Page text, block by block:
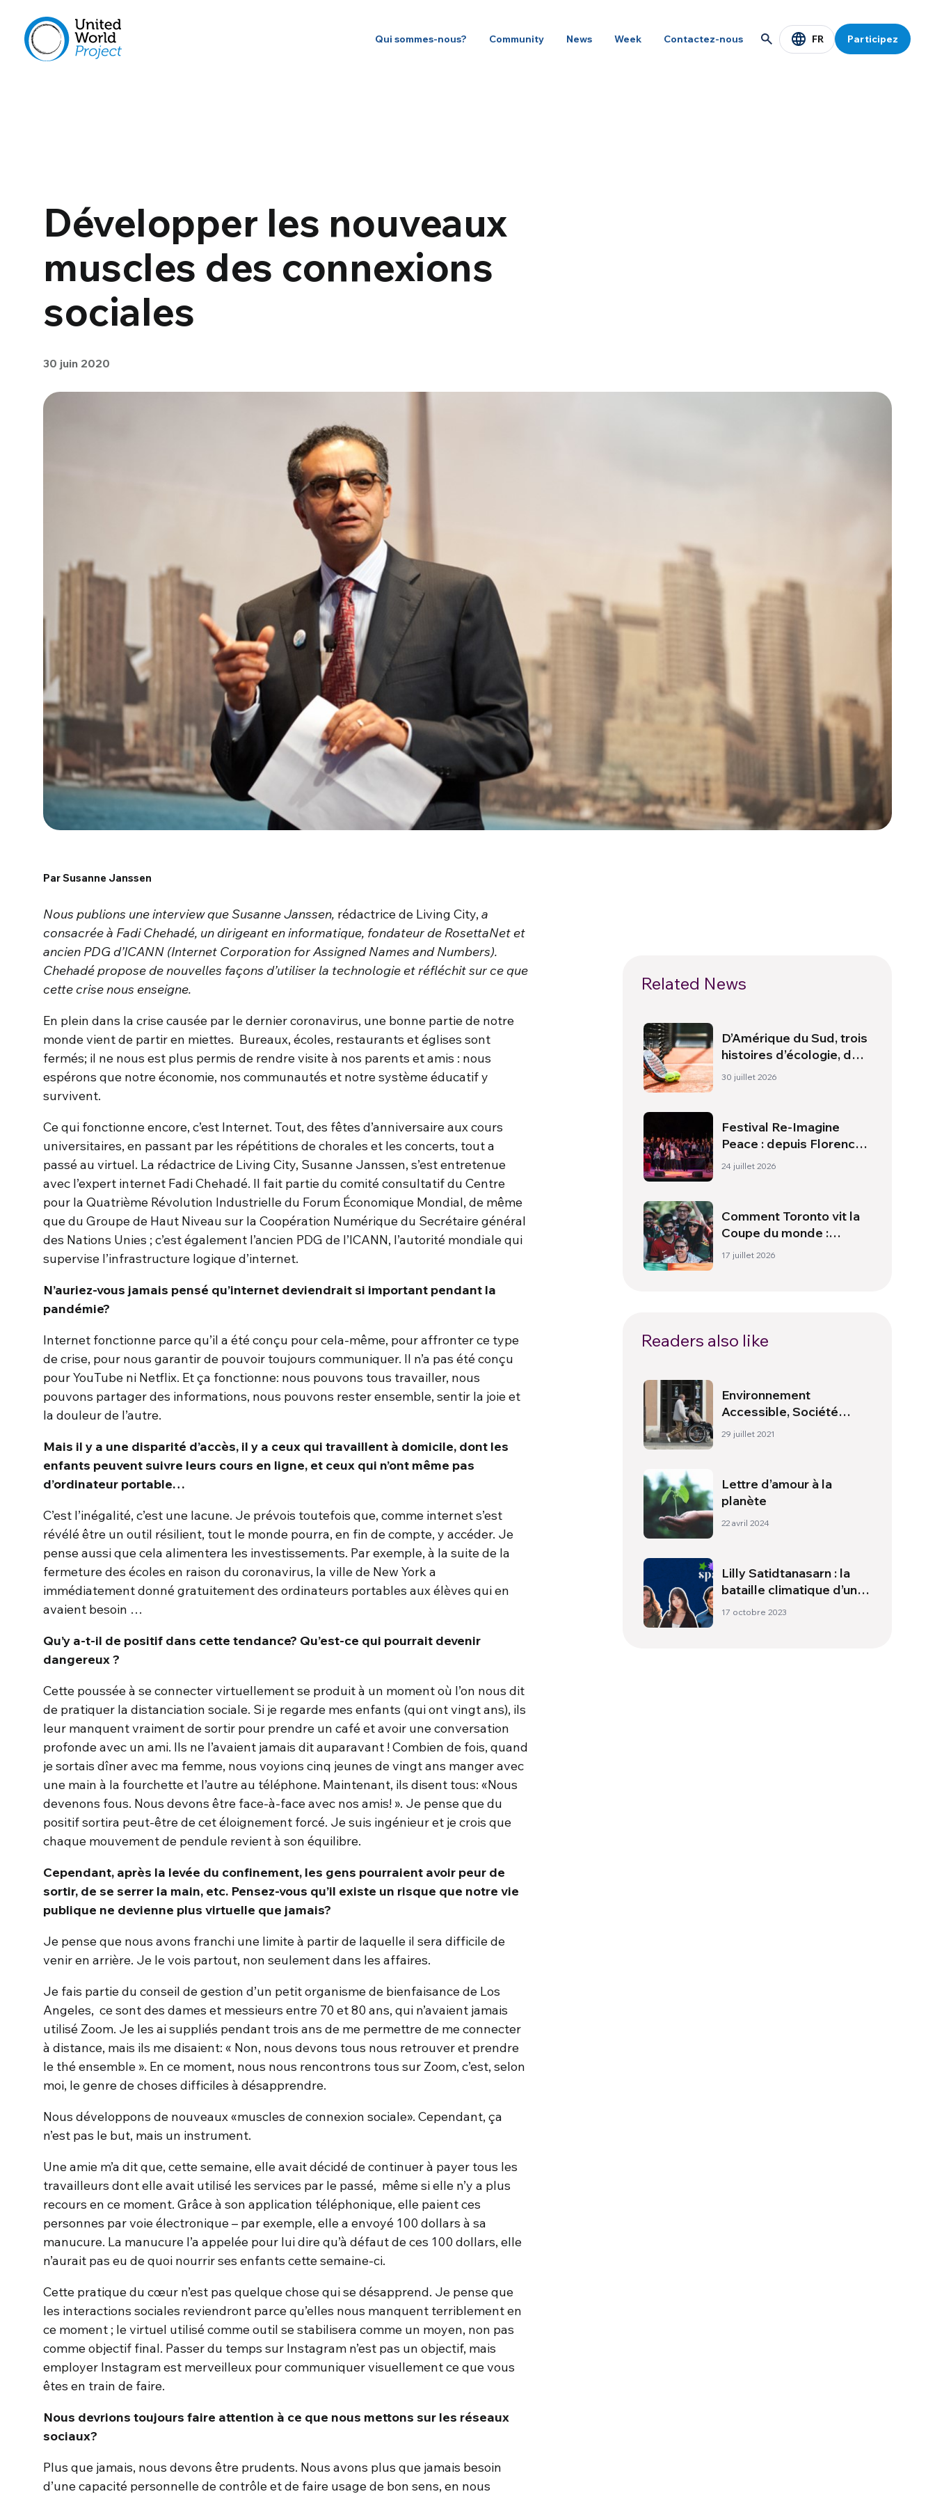
Qui sommes-nous? Community News Week Contactez-nous FR Participez
Développer les nouveaux
muscles des connexions
sociales
30 juin 2020
Par Susanne Janssen
Nous publions une interview que Susanne Janssen, rédactrice de Living City, a
consacrée à Fadi Chehadé, un dirigeant en informatique, fondateur de RosettaNet et
ancien PDG d’ICANN (Internet Corporation for Assigned Names and Numbers).
Chehadé propose de nouvelles façons d’utiliser la technologie et réfléchit sur ce que
cette crise nous enseigne.
En plein dans la crise causée par le dernier coronavirus, une bonne partie de notre
monde vient de partir en miettes. Bureaux, écoles, restaurants et églises sont
fermés; il ne nous est plus permis de rendre visite à nos parents et amis : nous
espérons que notre économie, nos communautés et notre système éducatif y
survivent.
Ce qui fonctionne encore, c’est Internet. Tout, des fêtes d’anniversaire aux cours
universitaires, en passant par les répétitions de chorales et les concerts, tout a
passé au virtuel. La rédactrice de Living City, Susanne Janssen, s’est entretenue
avec l’expert internet Fadi Chehadé. Il fait partie du comité consultatif du Centre
pour la Quatrième Révolution Industrielle du Forum Économique Mondial, de même
que du Groupe de Haut Niveau sur la Coopération Numérique du Secrétaire général
des Nations Unies ; c’est également l’ancien PDG de l’ICANN, l’autorité mondiale qui
supervise l’infrastructure logique d’internet.
N’auriez-vous jamais pensé qu’internet deviendrait si important pendant la
pandémie?
Internet fonctionne parce qu’il a été conçu pour cela-même, pour affronter ce type
de crise, pour nous garantir de pouvoir toujours communiquer. Il n’a pas été conçu
pour YouTube ni Netflix. Et ça fonctionne: nous pouvons tous travailler, nous
pouvons partager des informations, nous pouvons rester ensemble, sentir la joie et
la douleur de l’autre.
Mais il y a une disparité d’accès, il y a ceux qui travaillent à domicile, dont les
enfants peuvent suivre leurs cours en ligne, et ceux qui n’ont même pas
d’ordinateur portable…
C’est l’inégalité, c’est une lacune. Je prévois toutefois que, comme internet s’est
révélé être un outil résilient, tout le monde pourra, en fin de compte, y accéder. Je
pense aussi que cela alimentera les investissements. Par exemple, à la suite de la
fermeture des écoles en raison du coronavirus, la ville de New York a
immédiatement donné gratuitement des ordinateurs portables aux élèves qui en
avaient besoin …
Qu’y a-t-il de positif dans cette tendance? Qu’est-ce qui pourrait devenir
dangereux ?
Cette poussée à se connecter virtuellement se produit à un moment où l’on nous dit
de pratiquer la distanciation sociale. Si je regarde mes enfants (qui ont vingt ans), ils
leur manquent vraiment de sortir pour prendre un café et avoir une conversation
profonde avec un ami. Ils ne l’avaient jamais dit auparavant ! Combien de fois, quand
je sortais dîner avec ma femme, nous voyions cinq jeunes de vingt ans manger avec
une main à la fourchette et l’autre au téléphone. Maintenant, ils disent tous: «Nous
devenons fous. Nous devons être face-à-face avec nos amis! ». Je pense que du
positif sortira peut-être de cet éloignement forcé. Je suis ingénieur et je crois que
chaque mouvement de pendule revient à son équilibre.
Cependant, après la levée du confinement, les gens pourraient avoir peur de
sortir, de se serrer la main, etc. Pensez-vous qu’il existe un risque que notre vie
publique ne devienne plus virtuelle que jamais?
Je pense que nous avons franchi une limite à partir de laquelle il sera difficile de
venir en arrière. Je le vois partout, non seulement dans les affaires.
Je fais partie du conseil de gestion d’un petit organisme de bienfaisance de Los
Angeles, ce sont des dames et messieurs entre 70 et 80 ans, qui n’avaient jamais
utilisé Zoom. Je les ai suppliés pendant trois ans de me permettre de me connecter
à distance, mais ils me disaient: « Non, nous devons tous nous retrouver et prendre
le thé ensemble ». En ce moment, nous nous rencontrons tous sur Zoom, c’est, selon
moi, le genre de choses difficiles à désapprendre.
Nous développons de nouveaux «muscles de connexion sociale». Cependant, ça
n’est pas le but, mais un instrument.
Une amie m’a dit que, cette semaine, elle avait décidé de continuer à payer tous les
travailleurs dont elle avait utilisé les services par le passé, même si elle n’y a plus
recours en ce moment. Grâce à son application téléphonique, elle paient ces
personnes par voie électronique – par exemple, elle a envoyé 100 dollars à sa
manucure. La manucure l’a appelée pour lui dire qu’à défaut de ces 100 dollars, elle
n’aurait pas eu de quoi nourrir ses enfants cette semaine-ci.
Cette pratique du cœur n’est pas quelque chose qui se désapprend. Je pense que
les interactions sociales reviendront parce qu’elles nous manquent terriblement en
ce moment ; le virtuel utilisé comme outil se stabilisera comme un moyen, non pas
comme objectif final. Passer du temps sur Instagram n’est pas un objectif, mais
employer Instagram est merveilleux pour communiquer visuellement ce que vous
êtes en train de faire.
Nous devrions toujours faire attention à ce que nous mettons sur les réseaux
sociaux?
Plus que jamais, nous devons être prudents. Nous avons plus que jamais besoin
d’une capacité personnelle de contrôle et de faire usage de bon sens, en nous
Related News
D’Amérique du Sud, trois
histoires d’écologie, de
sport et de santé
30 juillet 2026
Festival Re-Imagine
Peace : depuis Florence,
un hymne à la paix
24 juillet 2026
Comment Toronto vit la
Coupe du monde :
culture, identité et
17 juillet 2026
Readers also like
Environnement
Accessible, Société
Inclusive
29 juillet 2021
Lettre d’amour à la
planète
22 avril 2024
Lilly Satidtanasarn : la
bataille climatique d’une
adolescente
17 octobre 2023